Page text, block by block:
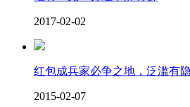
2017-02-02
红包成兵家必争之地，泛滥有
2015-02-07